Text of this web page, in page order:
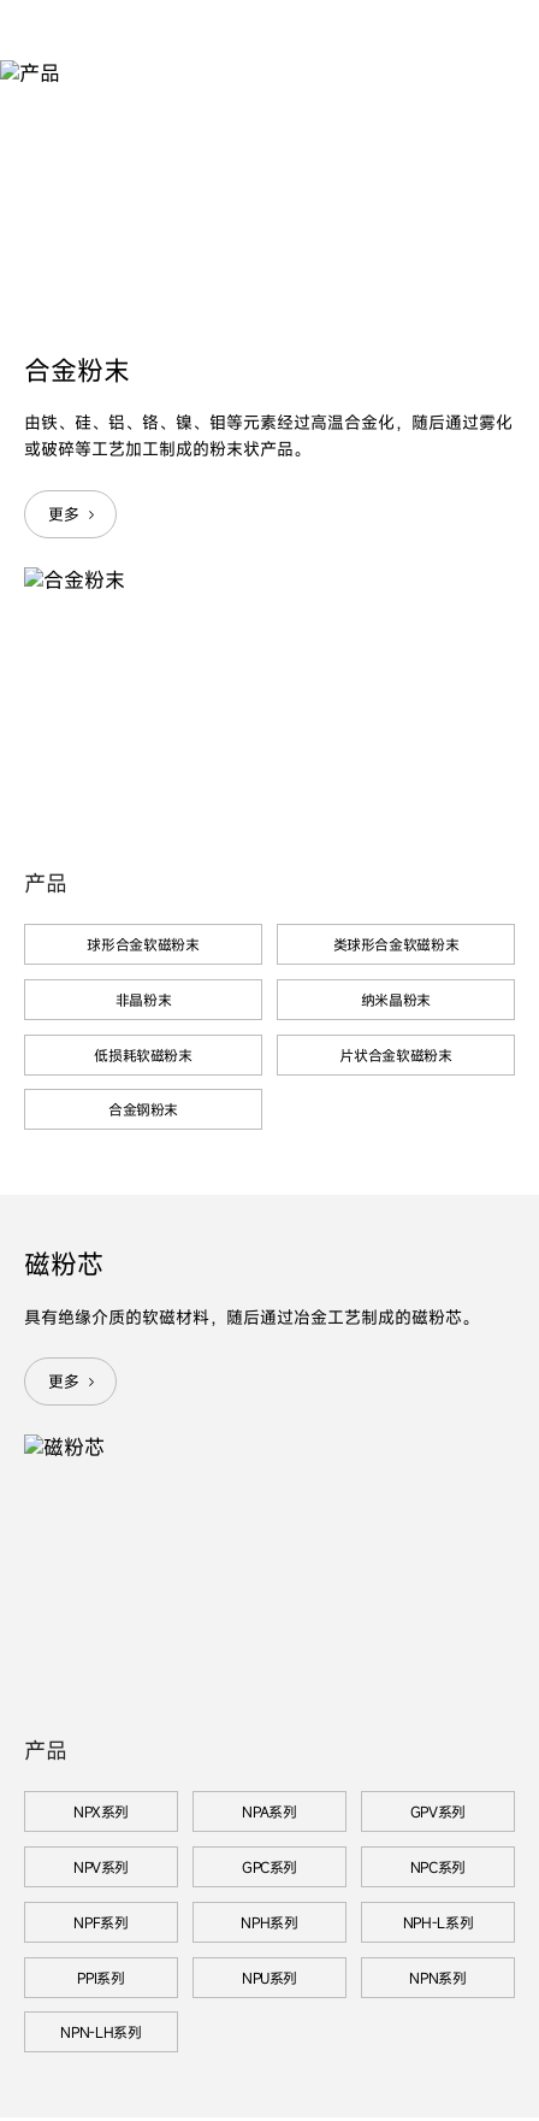
合金粉末
由铁、硅、铝、铬、镍、钼等元素经过高温合金化，随后通过雾化
或破碎等工艺加工制成的粉末状产品。
更多
产品
球形合金软磁粉末 类球形合金软磁粉末
非晶粉末 纳米晶粉末
低损耗软磁粉末 片状合金软磁粉末
合金钢粉末
磁粉芯
具有绝缘介质的软磁材料，随后通过冶金工艺制成的磁粉芯。
更多
产品
NPX系列 NPA系列 GPV系列
NPV系列 GPC系列 NPC系列
NPF系列 NPH系列 NPH-L系列
PPI系列 NPU系列 NPN系列
NPN-LH系列